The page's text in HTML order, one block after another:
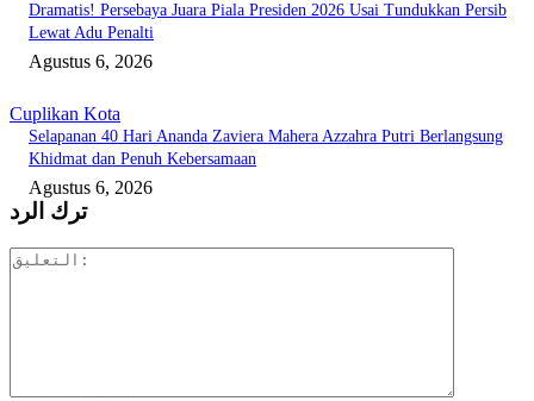
Dramatis! Persebaya Juara Piala Presiden 2026 Usai Tundukkan Persib
Lewat Adu Penalti
Agustus 6, 2026
Cuplikan Kota
Selapanan 40 Hari Ananda Zaviera Mahera Azzahra Putri Berlangsung
Khidmat dan Penuh Kebersamaan
Agustus 6, 2026
ترك الرد